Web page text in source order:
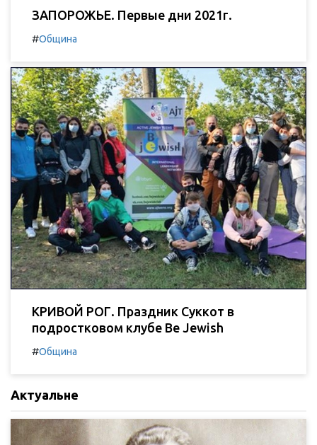
ЗАПОРОЖЬЕ. Первые дни 2021г.
#Община
КРИВОЙ РОГ. Праздник Суккот в
подростковом клубе Be Jewish
#Община
Актуальне